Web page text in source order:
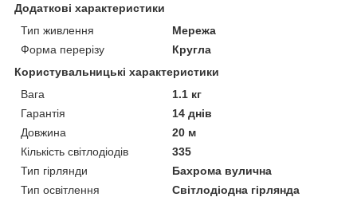
Додаткові характеристики
Тип живлення
Мережа
Форма перерізу
Кругла
Користувальницькі характеристики
Вага
1.1 кг
Гарантія
14 днів
Довжина
20 м
Кількість світлодіодів
335
Тип гірлянди
Бахрома вулична
Тип освітлення
Світлодіодна гірлянда